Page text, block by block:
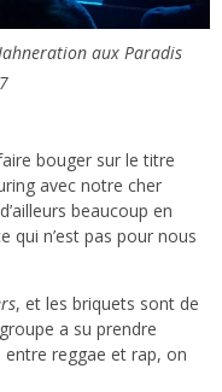
aux Paradis
bouger sur le titre
avec notre cher
beaucoup en
qui n’est pas pour nous
, et les briquets sont de
a su prendre
reggae et rap, on